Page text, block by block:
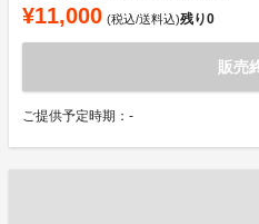
¥11,000 (税込/送料込)残り0
販売
ご提供予定時期：-